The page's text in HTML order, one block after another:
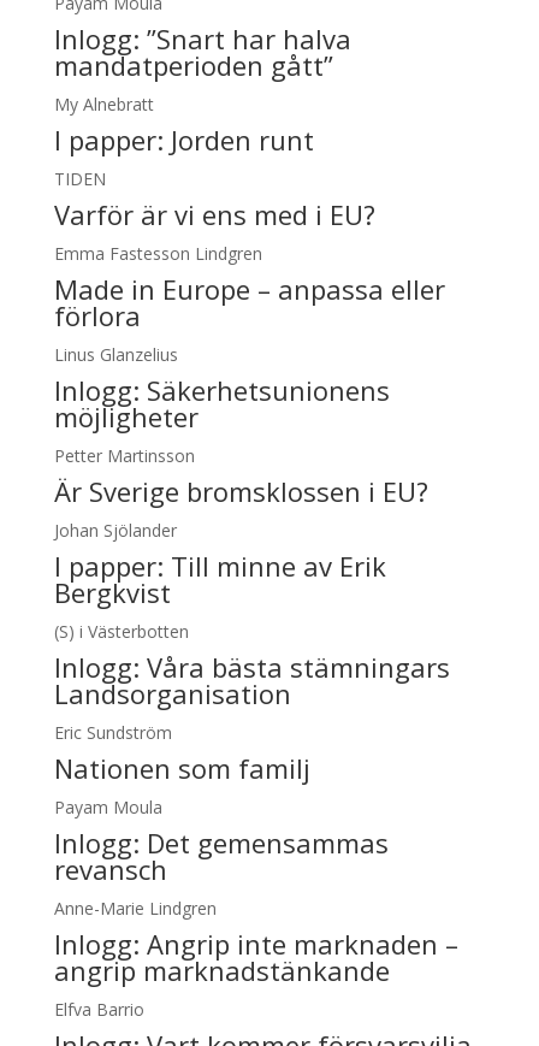
Inlogg: ”Snart har halva
mandatperioden gått”
My Alnebratt
I papper: Jorden runt
TIDEN
Varför är vi ens med i EU?
Emma Fastesson Lindgren
Made in Europe – anpassa eller
förlora
Linus Glanzelius
Inlogg: Säkerhetsunionens
möjligheter
Petter Martinsson
Är Sverige bromsklossen i EU?
Johan Sjölander
I papper: Till minne av Erik
Bergkvist
(S) i Västerbotten
Inlogg: Våra bästa stämningars
Landsorganisation
Eric Sundström
Nationen som familj
Payam Moula
Inlogg: Det gemensammas
revansch
Anne-Marie Lindgren
Inlogg: Angrip inte marknaden –
angrip marknadstänkande
Elfva Barrio